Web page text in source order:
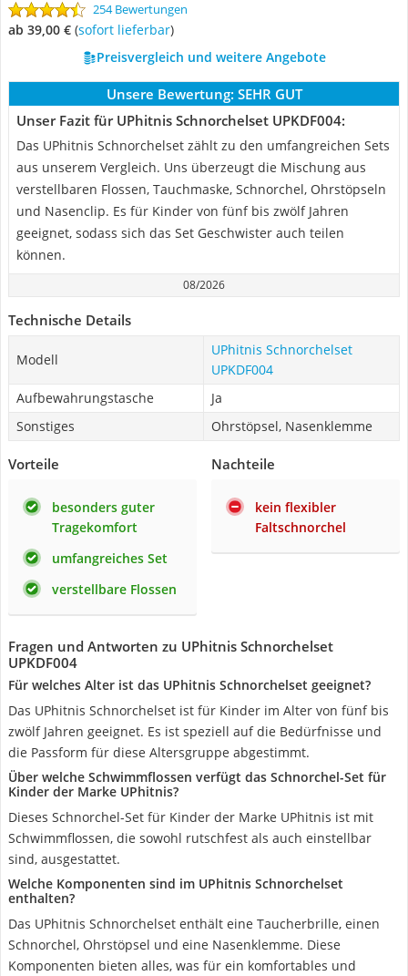
254 Bewertungen
ab 39,00 € ( Sofort lieferbar)
Preisvergleich und weitere Angebote
Unsere Bewertung: SEHR GUT
Unser Fazit für UPhitnis Schnorchelset ‎UPKDF004:
Das UPhitnis Schnorchelset zählt zu den umfangreichen Sets
aus unserem Vergleich. Uns überzeugt die Mischung aus
verstellbaren Flossen, Tauchmaske, Schnorchel, Ohrstöpseln
und Nasenclip. Es für Kinder von fünf bis zwölf Jahren
geeignet, sodass sich das Set Geschwister auch teilen
können.
08/2026
Technische Details
Modell
UPhitnis Schnorchelset
‎UPKDF004
Aufbewahrungstasche
Ja
Sonstiges
Ohrstöpsel, Nasenklemme
Vorteile
besonders guter
Tragekomfort
umfangreiches Set
verstellbare Flossen
Nachteile
kein flexibler
Faltschnorchel
Fragen und Antworten zu UPhitnis Schnorchelset
‎UPKDF004
Für welches Alter ist das UPhitnis Schnorchelset geeignet?
Das UPhitnis Schnorchelset ist für Kinder im Alter von fünf bis
zwölf Jahren geeignet. Es ist speziell auf die Bedürfnisse und
die Passform für diese Altersgruppe abgestimmt.
Über welche Schwimmflossen verfügt das Schnorchel-Set für
Kinder der Marke UPhitnis?
Dieses Schnorchel-Set für Kinder der Marke UPhitnis ist mit
Schwimmflossen, die sowohl rutschfest als auch einstellbar
sind, ausgestattet.
Welche Komponenten sind im UPhitnis Schnorchelset
enthalten?
Das UPhitnis Schnorchelset enthält eine Taucherbrille, einen
Schnorchel, Ohrstöpsel und eine Nasenklemme. Diese
Komponenten bieten alles, was für ein komfortables und